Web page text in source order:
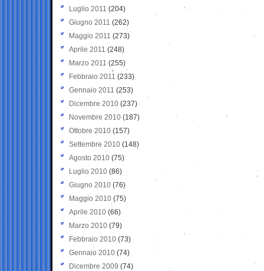
Luglio 2011 (204)
Giugno 2011 (262)
Maggio 2011 (273)
Aprile 2011 (248)
Marzo 2011 (255)
Febbraio 2011 (233)
Gennaio 2011 (253)
Dicembre 2010 (237)
Novembre 2010 (187)
Ottobre 2010 (157)
Settembre 2010 (148)
Agosto 2010 (75)
Luglio 2010 (86)
Giugno 2010 (76)
Maggio 2010 (75)
Aprile 2010 (66)
Marzo 2010 (79)
Febbraio 2010 (73)
Gennaio 2010 (74)
Dicembre 2009 (74)